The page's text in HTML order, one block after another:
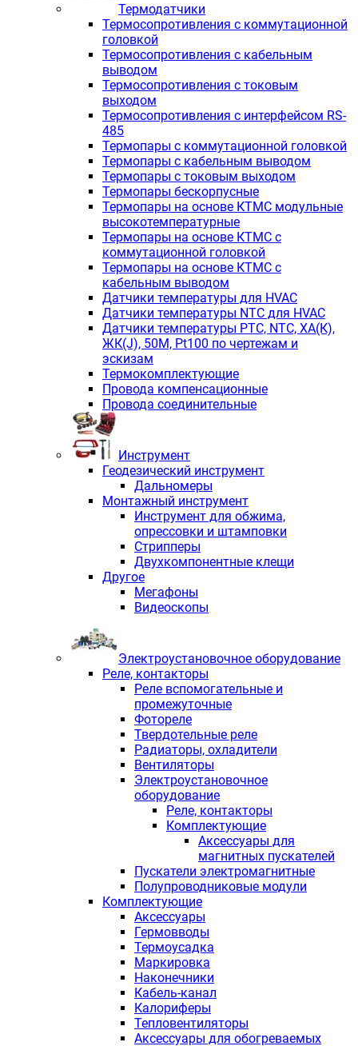
Термодатчики
Термосопротивления с коммутационной
головкой
Термосопротивления с кабельным
выводом
Термосопротивления с токовым
выходом
Термосопротивления с интерфейсом RS-
485
Термопары с коммутационной головкой
Термопары с кабельным выводом
Термопары с токовым выходом
Термопары бескорпусные
Термопары на основе КТМС модульные
высокотемпературные
Термопары на основе КТМС с
коммутационной головкой
Термопары на основе КТМС с
кабельным выводом
Датчики температуры для HVAC
Датчики температуры NTC для HVAC
Датчики температуры PTС, NTC, ХА(К),
ЖК(J), 50М, Pt100 по чертежам и
эскизам
Термокомплектующие
Провода компенсационные
Провода соединительные
Инструмент
Геодезический инструмент
Дальномеры
Монтажный инструмент
Инструмент для обжима,
опрессовки и штамповки
Стрипперы
Двухкомпонентные клещи
Другое
Мегафоны
Видеоскопы
Электроустановочное оборудование
Реле, контакторы
Реле вспомогательные и
промежуточные
Фотореле
Твердотельные реле
Радиаторы, охладители
Вентиляторы
Электроустановочное
оборудование
Реле, контакторы
Комплектующие
Аксессуары для
магнитных пускателей
Пускатели электромагнитные
Полупроводниковые модули
Комплектующие
Аксессуары
Гермовводы
Термоусадка
Маркировка
Наконечники
Кабель-канал
Калориферы
Тепловентиляторы
Аксессуары для обогреваемых